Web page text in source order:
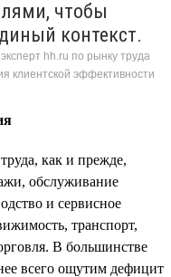
чтобы
контекст.
hh.ru по рынку труда
клиентской эффективности
как и прежде,
обслуживание
и сервисное
транспорт,
В большинстве
всего ощутим дефицит